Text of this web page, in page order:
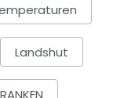
Landshut